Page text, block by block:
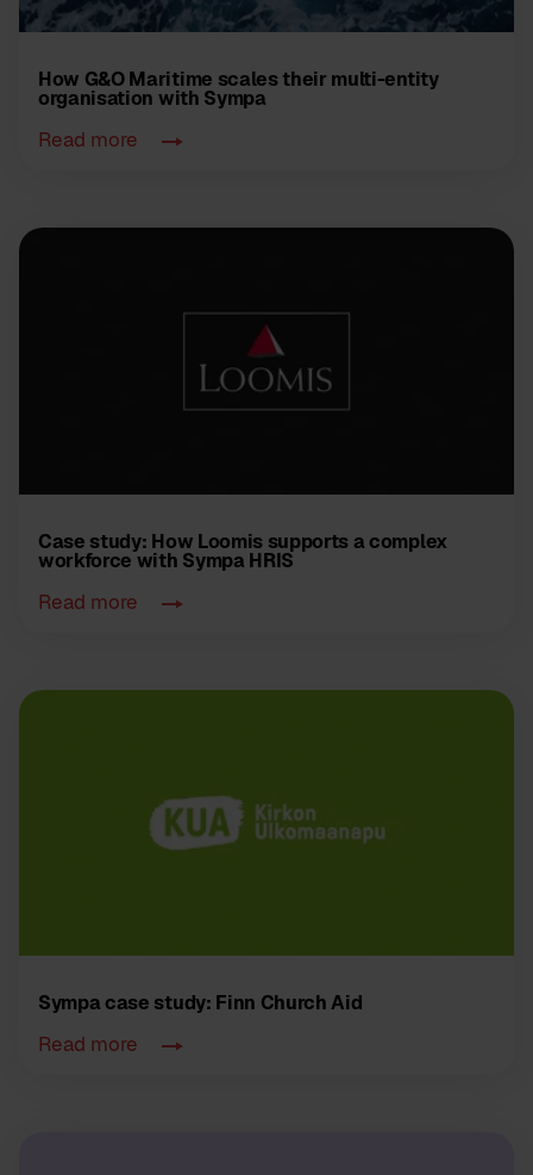
How G&O Maritime scales their multi-entity
organisation with Sympa
Read more
Case study: How Loomis supports a complex
workforce with Sympa HRIS
Read more
Sympa case study: Finn Church Aid
Read more